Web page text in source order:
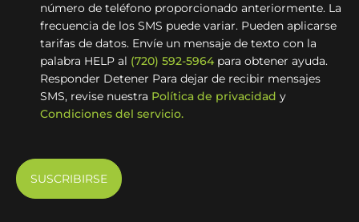
número de teléfono proporcionado anteriormente. La
frecuencia de los SMS puede variar. Pueden aplicarse
tarifas de datos. Envíe un mensaje de texto con la
palabra HELP al (720) 592-5964 para obtener ayuda.
Responder Detener Para dejar de recibir mensajes
SMS, revise nuestra Política de privacidad y
Condiciones del servicio.